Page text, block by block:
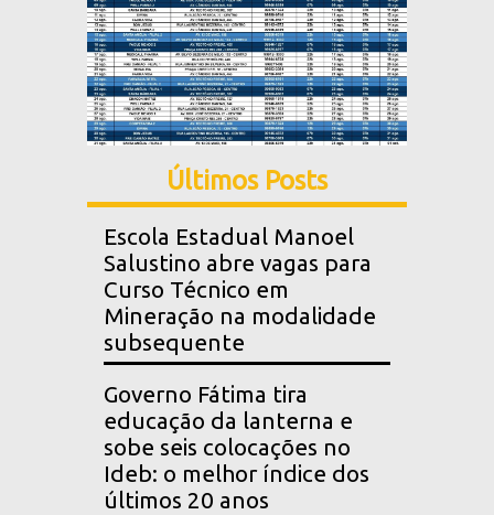
Últimos Posts
Escola Estadual Manoel
Salustino abre vagas para
Curso Técnico em
Mineração na modalidade
subsequente
Governo Fátima tira
educação da lanterna e
sobe seis colocações no
Ideb: o melhor índice dos
últimos 20 anos